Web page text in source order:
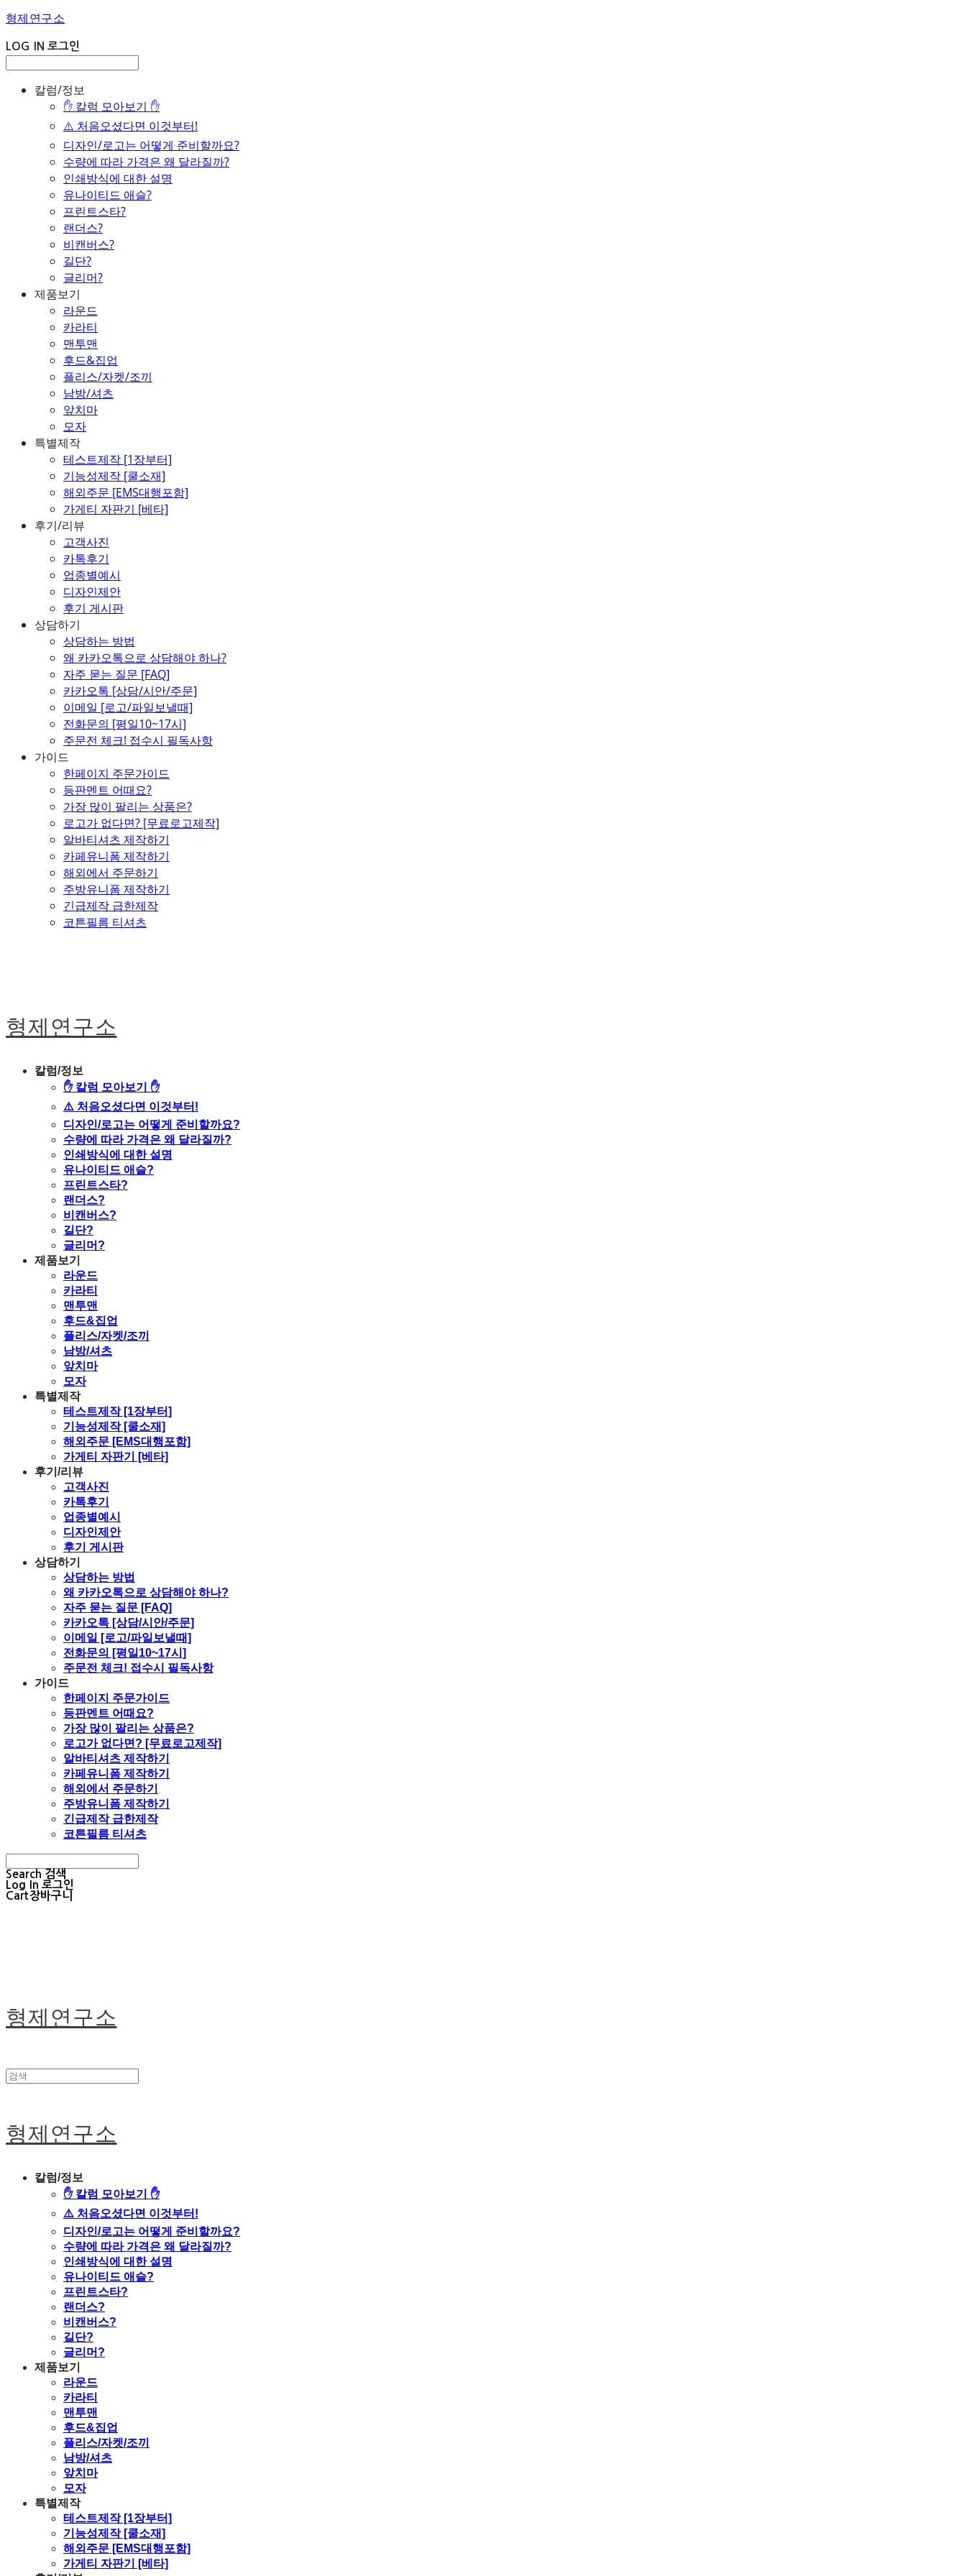
형제연구소
LOG IN 로그인
칼럼/정보
✋ 칼럼 모아보기 ✋
⚠️ 처음오셨다면 이것부터!
디자인/로고는 어떻게 준비할까요?
수량에 따라 가격은 왜 달라질까?
인쇄방식에 대한 설명
유나이티드 애슬?
프린트스타?
랜더스?
비캔버스?
길단?
글리머?
제품보기
라운드
카라티
맨투맨
후드&집업
플리스/자켓/조끼
남방/셔츠
앞치마
모자
특별제작
테스트제작 [1장부터]
기능성제작 [쿨소재]
해외주문 [EMS대행포함]
가게티 자판기 [베타]
후기/리뷰
고객사진
카톡후기
업종별예시
디자인제안
후기 게시판
상담하기
상담하는 방법
왜 카카오톡으로 상담해야 하나?
자주 묻는 질문 [FAQ]
카카오톡 [상담/시안/주문]
이메일 [로고/파일보낼때]
전화문의 [평일10~17시]
주문전 체크! 접수시 필독사항
가이드
한페이지 주문가이드
등판멘트 어때요?
가장 많이 팔리는 상품은?
로고가 없다면? [무료로고제작]
알바티셔츠 제작하기
카페유니폼 제작하기
해외에서 주문하기
주방유니폼 제작하기
긴급제작 급한제작
코튼필름 티셔츠
형제연구소
칼럼/정보
✋ 칼럼 모아보기 ✋
⚠️ 처음오셨다면 이것부터!
디자인/로고는 어떻게 준비할까요?
수량에 따라 가격은 왜 달라질까?
인쇄방식에 대한 설명
유나이티드 애슬?
프린트스타?
랜더스?
비캔버스?
길단?
글리머?
제품보기
라운드
카라티
맨투맨
후드&집업
플리스/자켓/조끼
남방/셔츠
앞치마
모자
특별제작
테스트제작 [1장부터]
기능성제작 [쿨소재]
해외주문 [EMS대행포함]
가게티 자판기 [베타]
후기/리뷰
고객사진
카톡후기
업종별예시
디자인제안
후기 게시판
상담하기
상담하는 방법
왜 카카오톡으로 상담해야 하나?
자주 묻는 질문 [FAQ]
카카오톡 [상담/시안/주문]
이메일 [로고/파일보낼때]
전화문의 [평일10~17시]
주문전 체크! 접수시 필독사항
가이드
한페이지 주문가이드
등판멘트 어때요?
가장 많이 팔리는 상품은?
로고가 없다면? [무료로고제작]
알바티셔츠 제작하기
카페유니폼 제작하기
해외에서 주문하기
주방유니폼 제작하기
긴급제작 급한제작
코튼필름 티셔츠
Search 검색
Log In 로그인
Cart장바구니
형제연구소
형제연구소
칼럼/정보
✋ 칼럼 모아보기 ✋
⚠️ 처음오셨다면 이것부터!
디자인/로고는 어떻게 준비할까요?
수량에 따라 가격은 왜 달라질까?
인쇄방식에 대한 설명
유나이티드 애슬?
프린트스타?
랜더스?
비캔버스?
길단?
글리머?
제품보기
라운드
카라티
맨투맨
후드&집업
플리스/자켓/조끼
남방/셔츠
앞치마
모자
특별제작
테스트제작 [1장부터]
기능성제작 [쿨소재]
해외주문 [EMS대행포함]
가게티 자판기 [베타]